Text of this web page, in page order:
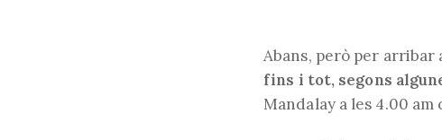
Abans, però per arribar
fins i tot, segons
Mandalay a les 4.00 am